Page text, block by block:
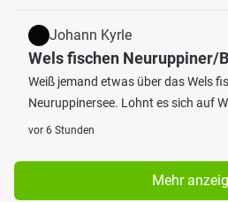
Johann Kyrle
Wels fischen Neuruppiner/
Weiß jemand etwas über das Wels
Neuruppinersee. Lohnt es sich auf
vor 6 Stunden
Mehr